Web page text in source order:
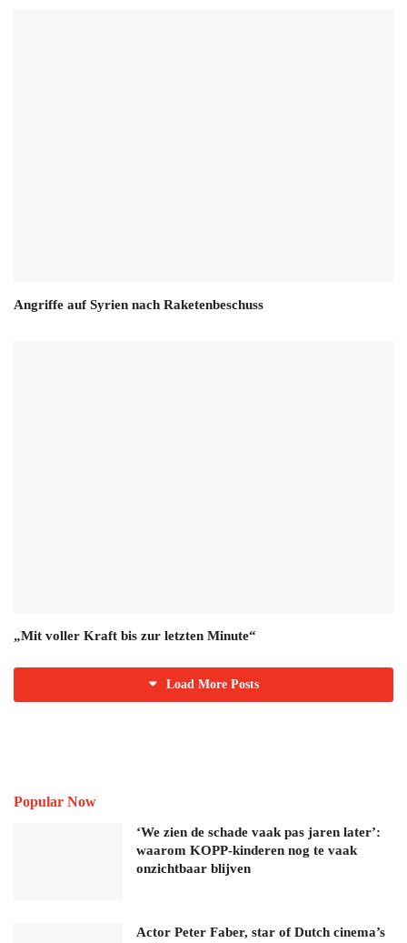
Angriffe auf Syrien nach Raketenbeschuss
„Mit voller Kraft bis zur letzten Minute“
Load More Posts
Popular Now
‘We zien de schade vaak pas jaren later’:
waarom KOPP-kinderen nog te vaak
onzichtbaar blijven
Actor Peter Faber, star of Dutch cinema’s